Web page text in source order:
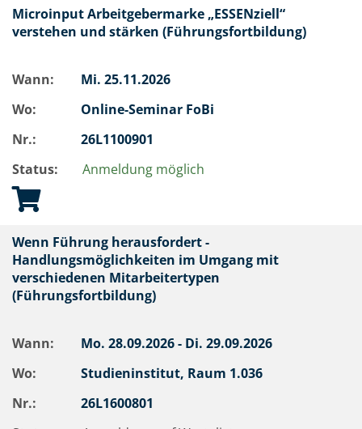
Microinput Arbeitgebermarke „ESSENziell“
verstehen und stärken (Führungsfortbildung)
Wann: Mi. 25.11.2026
Wo:
Online-Seminar FoBi
Nr.:
26L1100901
Status:
Anmeldung möglich
Wenn Führung herausfordert -
Handlungsmöglichkeiten im Umgang mit
verschiedenen Mitarbeitertypen
(Führungsfortbildung)
Wann: Mo. 28.09.2026 - Di. 29.09.2026
Wo:
Studieninstitut, Raum 1.036
Nr.:
26L1600801